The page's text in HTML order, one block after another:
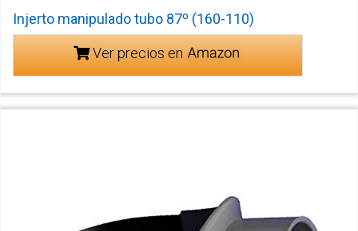
Injerto manipulado tubo 87º (160-110)
Ver precios en